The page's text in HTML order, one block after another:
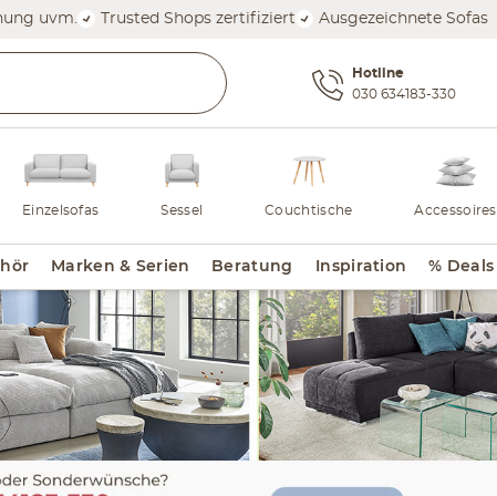
uvm. Trusted Shops zertifiziert Ausgezeichnete Sofas
Hotline
030 634183-330
Einzelsofas Sessel Couchtische Accessoires
Marken & Serien Beratung Inspiration % Deals